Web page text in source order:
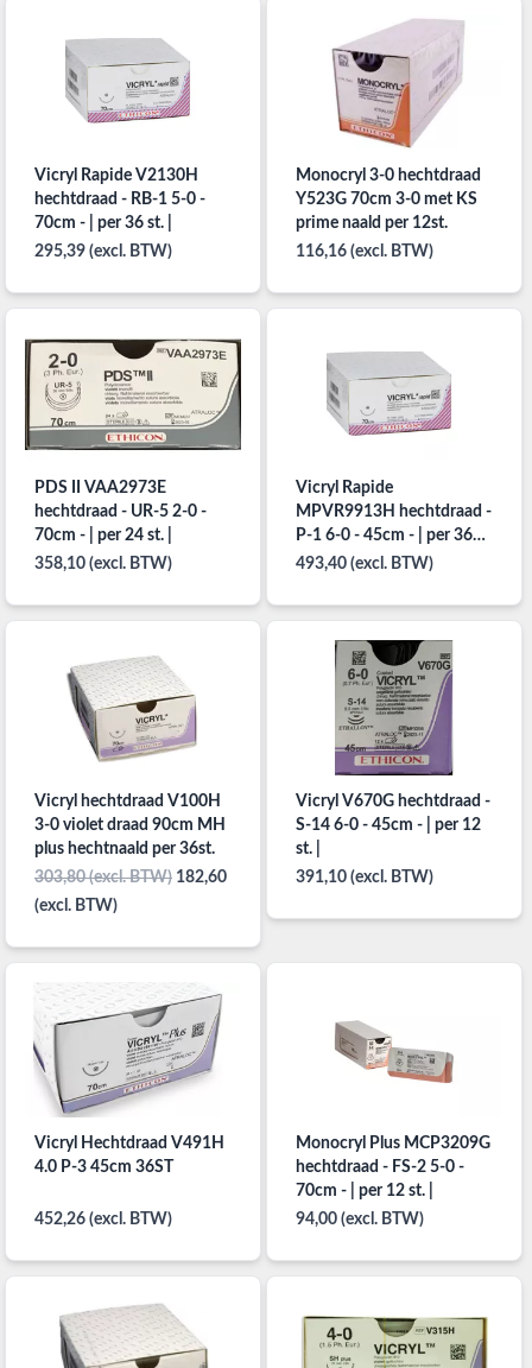
Vicryl Rapide V2130H
hechtdraad - RB-1 5-0 -
70cm - | per 36 st. |
295,39 (excl. BTW)
Monocryl 3-0 hechtdraad
Y523G 70cm 3-0 met KS
prime naald per 12st.
116,16 (excl. BTW)
PDS II VAA2973E
hechtdraad - UR-5 2-0 -
70cm - | per 24 st. |
358,10 (excl. BTW)
Vicryl Rapide
MPVR9913H hechtdraad -
P-1 6-0 - 45cm - | per 36
st. |
493,40 (excl. BTW)
Vicryl hechtdraad V100H
3-0 violet draad 90cm MH
plus hechtnaald per 36st.
303,80 (excl. BTW) 182,60
(excl. BTW)
Vicryl V670G hechtdraad -
S-14 6-0 - 45cm - | per 12
st. |
391,10 (excl. BTW)
Vicryl Hechtdraad V491H
4.0 P-3 45cm 36ST
452,26 (excl. BTW)
Monocryl Plus MCP3209G
hechtdraad - FS-2 5-0 -
70cm - | per 12 st. |
94,00 (excl. BTW)